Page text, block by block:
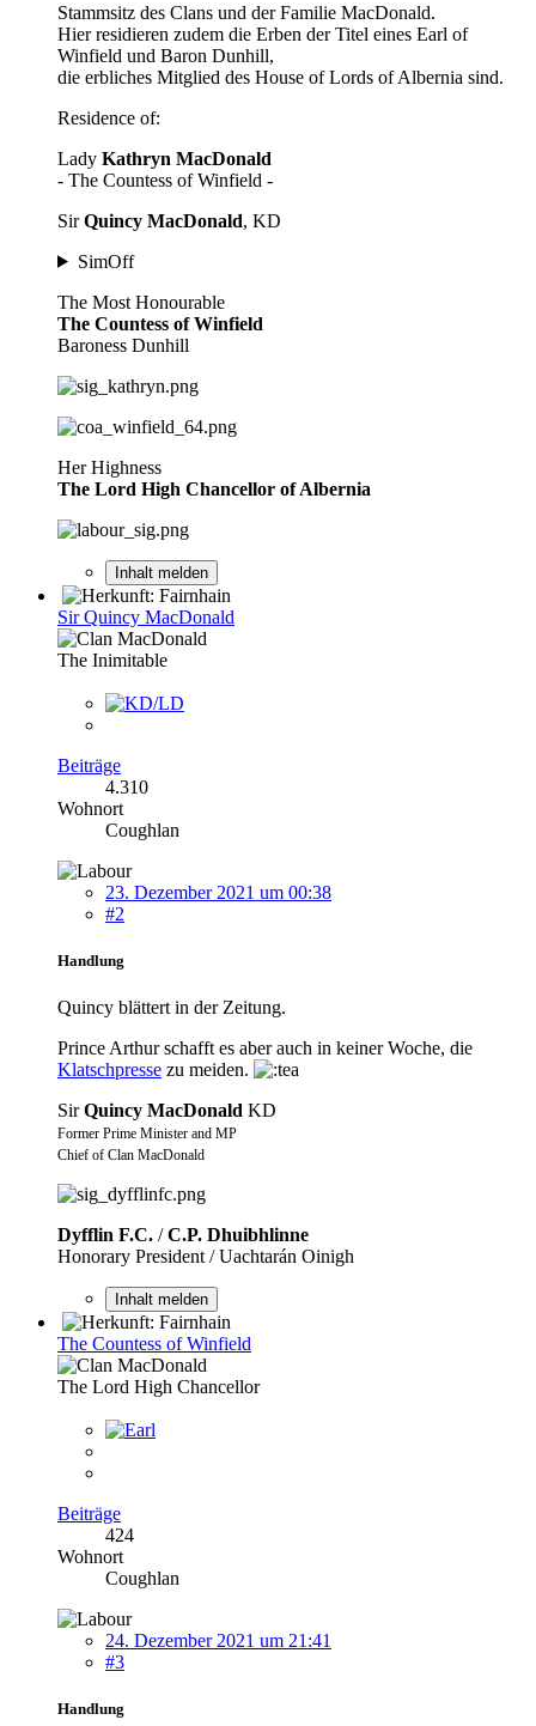
Stammsitz des Clans und der Familie MacDonald.
Hier residieren zudem die Erben der Titel eines Earl of
Winfield und Baron Dunhill,
die erbliches Mitglied des House of Lords of Albernia sind.
Residence of:
Lady Kathryn MacDonald
- The Countess of Winfield -
SirQuincy MacDonald, KD
SimOff
The Most Honourable
The Countess of Winfield
Baroness Dunhill
Her Highness
The Lord High Chancellor of Albernia
Inhalt melden
Sir Quincy MacDonald
The Inimitable
Beiträge
4.310
Wohnort
Coughlan
23. Dezember 2021 um 00:38
#2
Handlung
Quincy blättert in der Zeitung.
Prince Arthur schafft es aber auch in keiner Woche, die
Klatschpresse zu meiden.
SirQuincy MacDonald KD
Former Prime Minister and MP
Chief of Clan MacDonald
Dyfflin F.C. /C.P. Dhuibhlinne
Honorary President / Uachtarán Oinigh
Inhalt melden
The Countess of Winfield
The Lord High Chancellor
Beiträge
424
Wohnort
Coughlan
24. Dezember 2021 um 21:41
#3
Handlung